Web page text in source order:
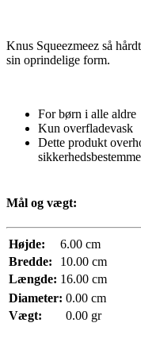
Knus Squeezmeez så
sin oprindelige form.
For børn i alle aldre
Kun overfladevask
Dette produkt
Mål og vægt:
Højde:
6.00 cm
Bredde:
10.00 cm
Længde: 16.00 cm
Diameter: 0.00 cm
Vægt:
0.00 gr